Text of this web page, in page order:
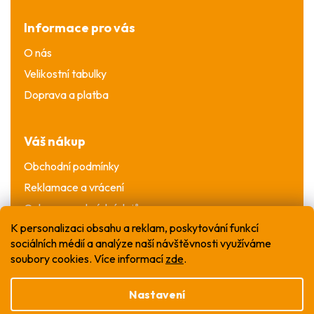
K personalizaci obsahu a reklam, poskytování funkcí
sociálních médií a analýze naší návštěvnosti využíváme
soubory cookies. Více informací zde.
Nastavení
Informace pro vás
O nás
Velikostní tabulky
Doprava a platba
Váš nákup
Obchodní podmínky
Reklamace a vrácení
Ochrana osobních údajů